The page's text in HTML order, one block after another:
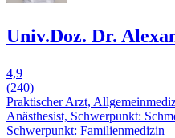
Univ.Doz. Dr.
4,9
(240)
Praktischer Arzt,
Anästhesist, Schwerpunkt:
Schwerpunkt: Familienmedizin